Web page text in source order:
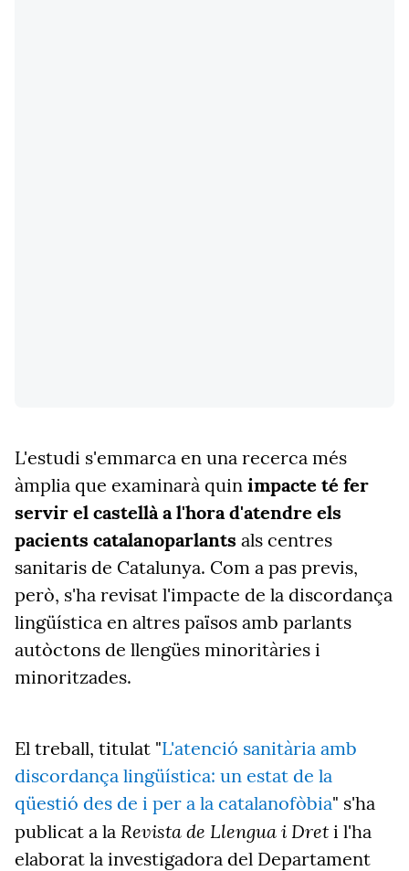
L'estudi s'emmarca en una recerca més
àmplia que examinarà quin impacte té fer
servir el castellà a l'hora d'atendre els
pacients catalanoparlants als centres
sanitaris de Catalunya. Com a pas previs,
però, s'ha revisat l'impacte de la discordança
lingüística en altres països amb parlants
autòctons de llengües minoritàries i
minoritzades.
El treball, titulat "L'atenció sanitària amb
discordança lingüística: un estat de la
qüestió des de i per a la catalanofòbia" s'ha
publicat a la Revista de Llengua i Dret i l'ha
elaborat la investigadora del Departament